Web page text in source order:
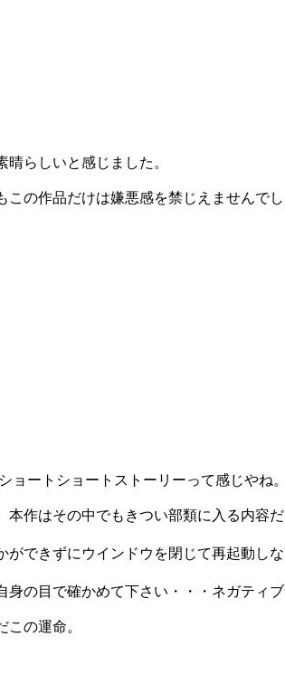
らしいと感じました。
の作品だけは嫌悪感を禁じえませんでし
ートショートストーリーって感じやね。
作はその中でもきつい部類に入る内容
できずにウインドウを閉じて再起動し
の目で確かめて下さい・・・ネガティ
の運命。